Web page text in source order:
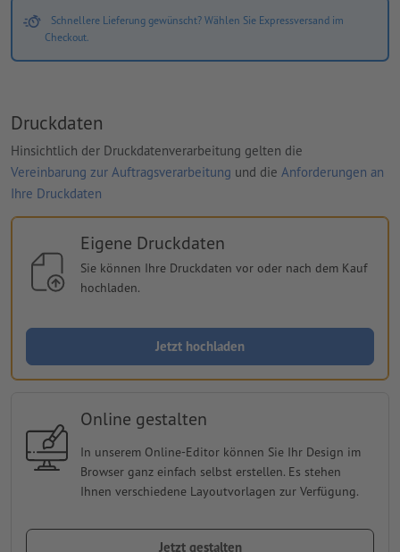
Schnellere Lieferung gewünscht? Wählen Sie Expressversand im
Checkout.
Druckdaten
Hinsichtlich der Druckdatenverarbeitung gelten die
Vereinbarung zur Auftragsverarbeitung und die Anforderungen an
Ihre Druckdaten
Eigene Druckdaten
Sie können Ihre Druckdaten vor oder nach dem Kauf
hochladen.
Jetzt hochladen
Online gestalten
In unserem Online-Editor können Sie Ihr Design im
Browser ganz einfach selbst erstellen. Es stehen
Ihnen verschiedene Layoutvorlagen zur Verfügung.
Jetzt gestalten